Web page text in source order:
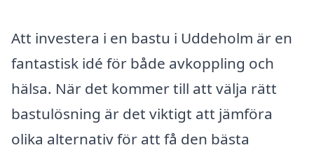
Att investera i en bastu i Uddeholm är en
fantastisk idé för både avkoppling och
hälsa. När det kommer till att välja rätt
bastulösning är det viktigt att jämföra
olika alternativ för att få den bästa